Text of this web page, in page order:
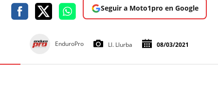
Seguir a Moto1pro en Google
EnduroPro Ll. Llurba 08/03/2021